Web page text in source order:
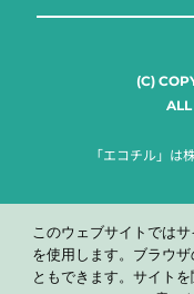
(C)
ALL
「エコチル」は
このウェブサイトでは
を使用します。ブラウ
ともできます。サイト